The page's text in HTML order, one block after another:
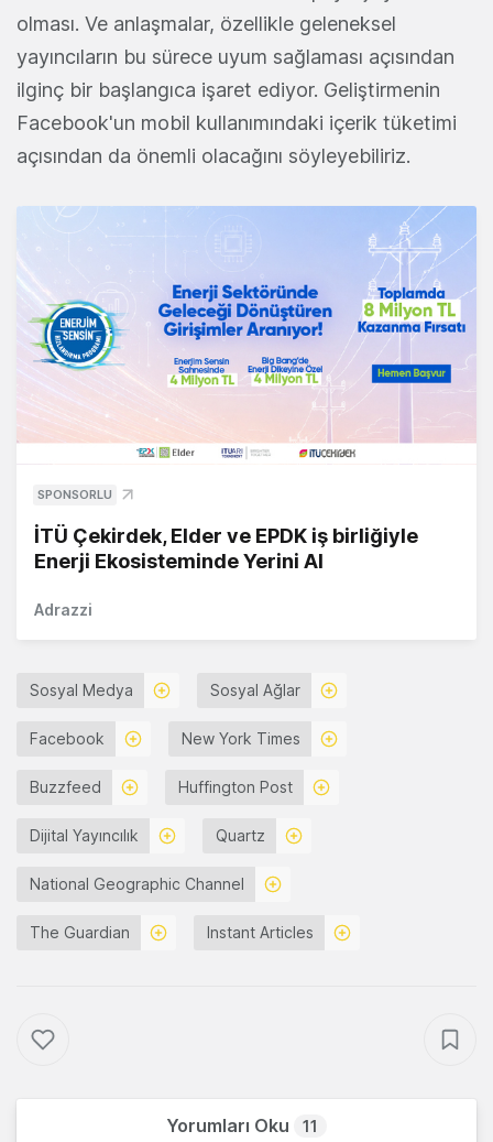
olması. Ve anlaşmalar, özellikle geleneksel
yayıncıların bu sürece uyum sağlaması açısından
ilginç bir başlangıca işaret ediyor. Geliştirmenin
Facebook'un mobil kullanımındaki içerik tüketimi
açısından da önemli olacağını söyleyebiliriz.
SPONSORLU
İTÜ Çekirdek, Elder ve EPDK iş birliğiyle
Enerji Ekosisteminde Yerini Al
Adrazzi
Sosyal Medya Sosyal Ağlar
Facebook New York Times
Buzzfeed Huffington Post
Dijital Yayıncılık Quartz
National Geographic Channel
The Guardian Instant Articles
Yorumları Oku 11